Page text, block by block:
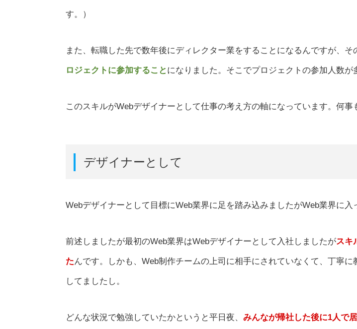
す。）
また、転職した先で数年後にディレクター業をすることになるんですが、そ
ロジェクトに参加すること になりました。そこでプロジェクトの参加人数
このスキルがWebデザイナーとして仕事の考え方の軸になっています。何事
デザイナーとして
Webデザイナーとして目標にWeb業界に足を踏み込みましたがWeb業界に入
前述しましたが最初のWeb業界はWebデザイナーとして入社しましたがスキ
たんです。しかも、Web制作チームの上司に相手にされていなくて、丁寧
してましたし。
どんな状況で勉強していたかというと平日夜、 みんなが帰社した後に1人で